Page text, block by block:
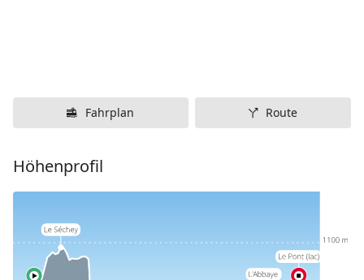
Fahrplan Route
Höhenprofil